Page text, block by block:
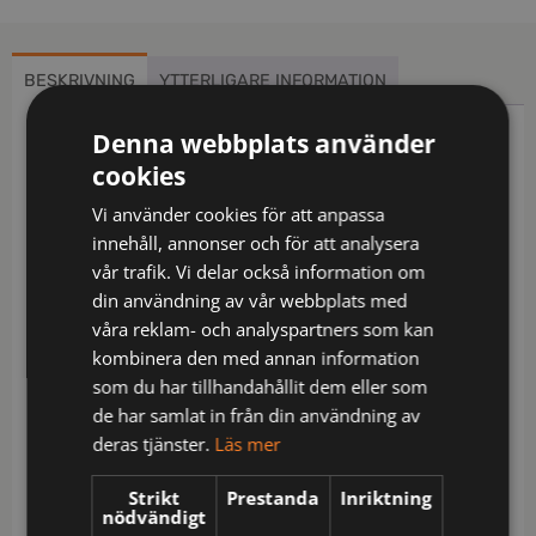
BESKRIVNING YTTERLIGARE INFORMATION
Beskrivning
bak och i ärmslut / Metallfri / Dragkedja upp i
kragen, under frontslå med dolda tryckknappar /
Två rymliga bröstfickor med lock och dolda
tryckknappar, den ena med invändig D-ring och
pennhälla, den andra med öppning för antenn / 2
hällor för monofon / Invändig telefonficka /
Innerficka med knapp / 2 framfickor med dragkedja
Reglerbart ärmslut med tryckknapp / Dragsko i
nederkant / Förlängd rygg / Reflexdetaljer /
Godkänd enligt EN 61482-1-2 APC 1, EN 61482-1-1
ELIM: 7,7 cal/cm² ATPV: 9,3 cal/cm², EN ISO 11612 A1
Denna webbplats använder
cookies
Vi använder cookies för att anpassa
innehåll, annonser och för att analysera
vår trafik. Vi delar också information om
din användning av vår webbplats med
våra reklam- och analyspartners som kan
kombinera den med annan information
som du har tillhandahållit dem eller som
de har samlat in från din användning av
deras tjänster. Läs mer
Strikt
nödvändigt
Prestanda Inriktning